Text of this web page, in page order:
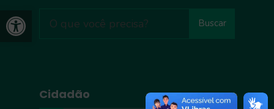
Open toolbar Buscar
Cidadão